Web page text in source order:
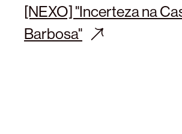
[NEXO] "Incerteza na
Barbosa"